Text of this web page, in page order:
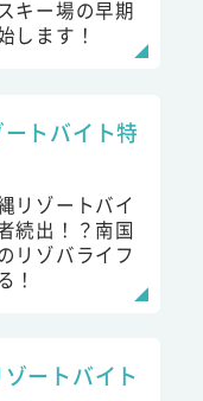
キー場の早期
します！
トバイト特
リゾートバイ
続出！？南国
リゾバライフ
！
ートバイト